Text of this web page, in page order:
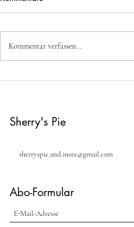
Acma (türkische Bagel)
Kommentar verfassen...
Sherry's Pie
sherryspie.and.more@gmail.com
Abo-Formular